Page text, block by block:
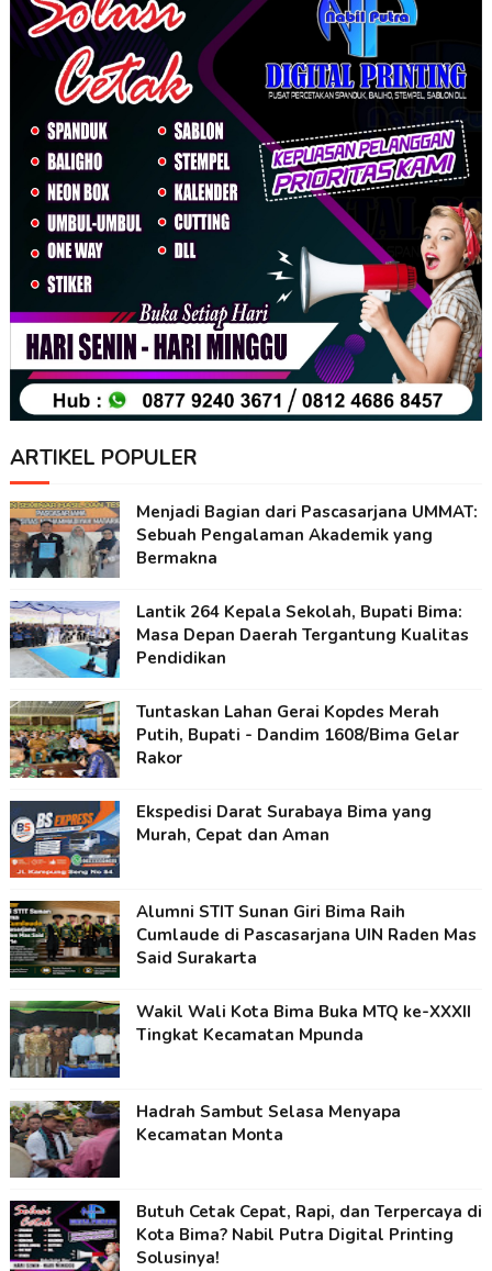
ARTIKEL POPULER
Menjadi Bagian dari Pascasarjana UMMAT:
Sebuah Pengalaman Akademik yang
Bermakna
Lantik 264 Kepala Sekolah, Bupati Bima:
Masa Depan Daerah Tergantung Kualitas
Pendidikan
Tuntaskan Lahan Gerai Kopdes Merah
Putih, Bupati - Dandim 1608/Bima Gelar
Rakor
Ekspedisi Darat Surabaya Bima yang
Murah, Cepat dan Aman
Alumni STIT Sunan Giri Bima Raih
Cumlaude di Pascasarjana UIN Raden Mas
Said Surakarta
Wakil Wali Kota Bima Buka MTQ ke-XXXII
Tingkat Kecamatan Mpunda
Hadrah Sambut Selasa Menyapa
Kecamatan Monta
Butuh Cetak Cepat, Rapi, dan Terpercaya di
Kota Bima? Nabil Putra Digital Printing
Solusinya!